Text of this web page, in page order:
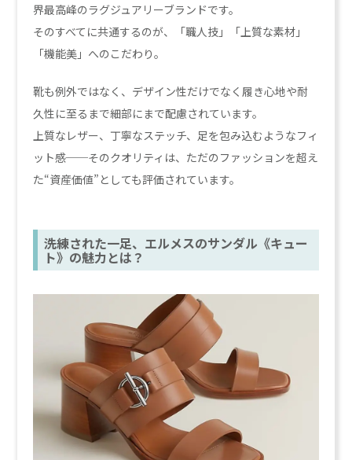
界最高峰のラグジュアリーブランドです。
そのすべてに共通するのが、「職人技」「上質な素材」
「機能美」へのこだわり。
靴も例外ではなく、デザイン性だけでなく履き心地や耐
久性に至るまで細部にまで配慮されています。
上質なレザー、丁寧なステッチ、足を包み込むようなフィ
ット感──そのクオリティは、ただのファッションを超え
た“資産価値”としても評価されています。
洗練された一足、エルメスのサンダル《キュー
ト》の魅力とは？